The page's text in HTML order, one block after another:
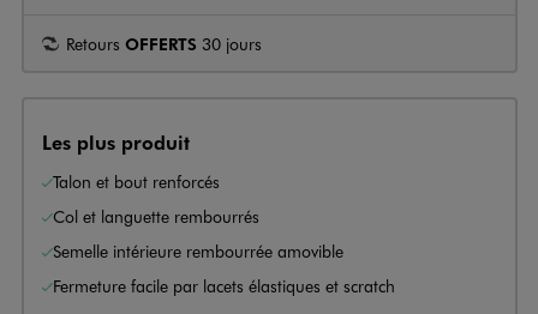
Retours OFFERTS 30 jours
Les plus produit
Talon et bout renforcés
Col et languette rembourrés
Semelle intérieure rembourrée amovible
Fermeture facile par lacets élastiques et scratch